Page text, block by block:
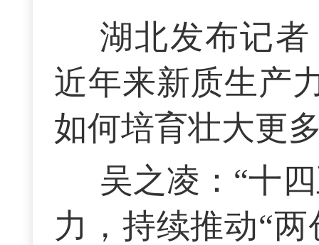
湖北发布记
近年来新质生产
如何培育壮大更
吴之凌：“十
力，持续推动“